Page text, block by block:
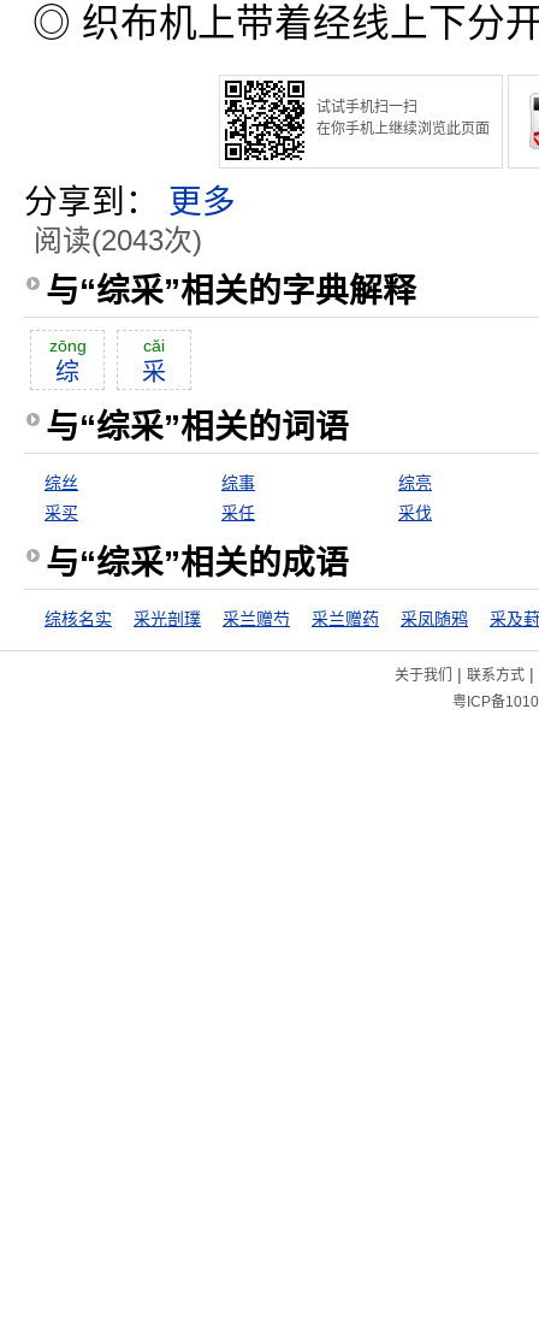
◎ 织布机上带着经线上下分
试试手机扫一扫
在你手机上继续浏览此页面
分享到： 更多
阅读(2043次)
与“综采”相关的字典解释
zōng
综
căi
采
与“综采”相关的词语
综丝 综事
综亮
采买
采任 采伐
与“综采”相关的成语
综核名实 采光剖璞 采兰赠芍 采兰赠药 采凤随鸦 采及
关于我们 | 联系方式|
粤ICP备